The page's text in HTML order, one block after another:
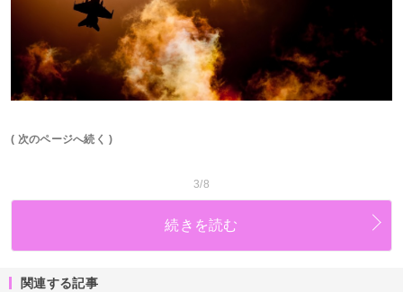
( 次のページへ続く )
3/8
続きを読む
関連する記事